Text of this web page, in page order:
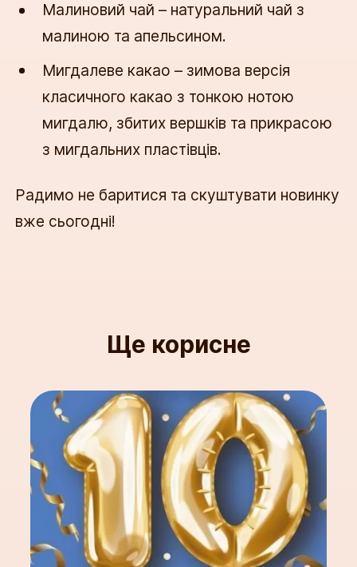
Малиновий чай – натуральний чай з
малиною та апельсином.
Мигдалеве какао – зимова версія
класичного какао з тонкою нотою
мигдалю, збитих вершків та прикрасою
з мигдальних пластівців.
Радимо не баритися та скуштувати новинку
вже сьогодні!
Ще корисне